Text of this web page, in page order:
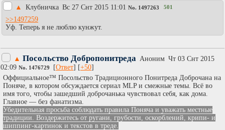
▲ Клубничка Вc 27 Снт 2015 11:01 No. 1497263 501
>>1497259
Уф. Теперь я не люблю кунжут.
▲ Посольство Добропонитреда Аноним Чт 03 Снт 2015
02:09 No. 1476729 [Ответ] [+50]
Оффициальное™ Посольство Традиционного Понитреда Доброчана на
Поняче, в котором обсуждается сериал MLP и смежные темы. Всё во
имя того, чтобы зашедший доброчанька чувствовал себя, как дома.
Главное — без фанатизма.
Убедительная просьба соблюдать правила Поняча и уважать местные
традиции. Воздержитесь от ругани, грубости, оскорблений, крипи- и
шиппинг-картинок и текстов в треде.